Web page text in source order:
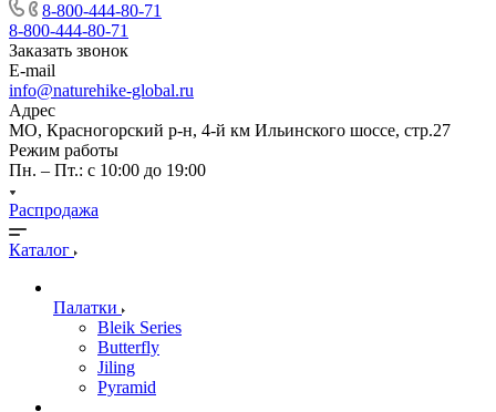
8-800-444-80-71
8-800-444-80-71
Заказать звонок
E-mail
info@naturehike-global.ru
Адрес
МО, Красногорский р-н, 4-й км Ильинского шоссе, стр.27
Режим работы
Пн. – Пт.: с 10:00 до 19:00
Распродажа
Каталог
Палатки
Bleik Series
Butterfly
Jiling
Pyramid